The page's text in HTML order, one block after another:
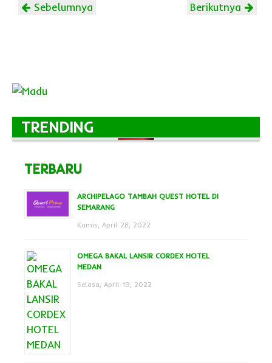
Berikutnya
Sebelumnya
TRENDING
TERBARU
ARCHIPELAGO TAMBAH QUEST HOTEL DI
SEMARANG
Kamis, April 28, 2022
OMEGA BAKAL LANSIR CORDEX HOTEL
MEDAN
Selasa, April 19, 2022